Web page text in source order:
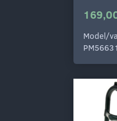
Model/